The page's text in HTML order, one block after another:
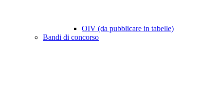
OIV (da pubblicare in tabelle)
Bandi di concorso